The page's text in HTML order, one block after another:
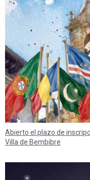
Abierto el plazo de
Villa de Bembibre